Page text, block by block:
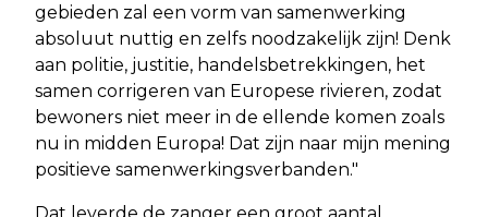
gebieden zal een vorm van samenwerking
absoluut nuttig en zelfs noodzakelijk zijn! Denk
aan politie, justitie, handelsbetrekkingen, het
samen corrigeren van Europese rivieren, zodat
bewoners niet meer in de ellende komen zoals
nu in midden Europa! Dat zijn naar mijn mening
positieve samenwerkingsverbanden."